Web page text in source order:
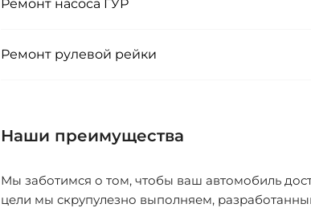
Ремонт насоса ГУР
Ремонт рулевой рейки
Наши преимущества
Мы заботимся о том, чтобы ваш автомобиль
цели мы скрупулезно выполняем,